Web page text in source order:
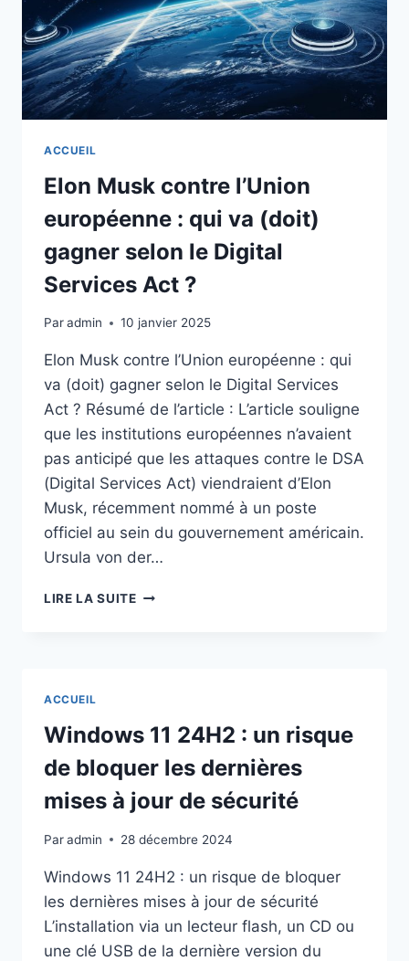
ACCUEIL
Elon Musk contre l’Union
européenne : qui va (doit)
gagner selon le Digital
Services Act ?
Paradmin 10 janvier 2025
Elon Musk contre l’Union européenne : qui
va (doit) gagner selon le Digital Services
Act ? Résumé de l’article : L’article souligne
que les institutions européennes n’avaient
pas anticipé que les attaques contre le DSA
(Digital Services Act) viendraient d’Elon
Musk, récemment nommé à un poste
officiel au sein du gouvernement américain.
Ursula von der…
LIRE LA SUITEELON
VA
(DOIT)
GAGNER
LE
SERVICES
?
ACCUEIL
Windows 11 24H2 : un risque
de bloquer les dernières
mises à jour de sécurité
Paradmin 28 décembre 2024
Windows 11 24H2 : un risque de bloquer
les dernières mises à jour de sécurité
L’installation via un lecteur flash, un CD ou
une clé USB de la dernière version du